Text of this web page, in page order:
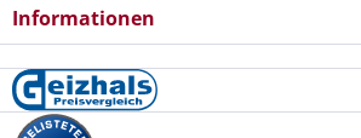
Informationen